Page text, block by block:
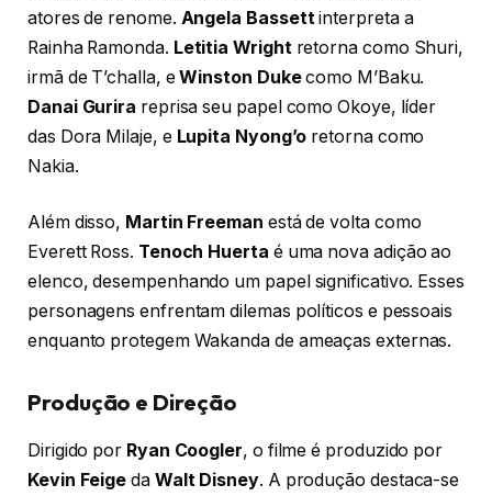
atores de renome. Angela Bassett interpreta a
Rainha Ramonda. Letitia Wright retorna como Shuri,
irmã de T’challa, eWinston Dukecomo M’Baku.
Danai Gurira reprisa seu papel como Okoye, líder
das Dora Milaje, e Lupita Nyong’o retorna como
Nakia.
Além disso, Martin Freeman está de volta como
Everett Ross. Tenoch Huerta é uma nova adição ao
elenco, desempenhando um papel significativo. Esses
personagens enfrentam dilemas políticos e pessoais
enquanto protegem Wakanda de ameaças externas.
Produção e Direção
Dirigido por Ryan Coogler, o filme é produzido por
Kevin Feige da Walt Disney. A produção destaca-se